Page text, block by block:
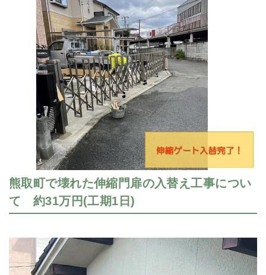
熊取町で壊れた伸縮門扉の入替え工事につい
て 約31万円(工期1日)